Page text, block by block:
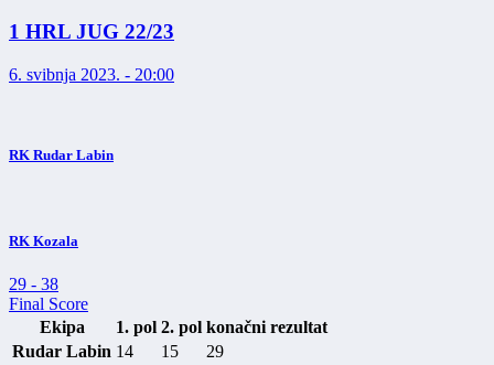
1 HRL JUG 22/23
6. svibnja 2023. - 20:00
RK Rudar Labin
RK Kozala
29 - 38
Final Score
Ekipa
1. pol 2. pol konačni rezultat
Rudar Labin 14 15
29